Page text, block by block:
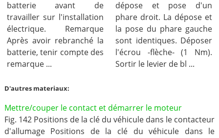
batterie avant de
travailler sur l'installation
électrique. Remarque
Après avoir rebranché la
batterie, tenir compte des
remarque ...
dépose et pose d'un
phare droit. La dépose et
la pose du phare gauche
sont identiques. Déposer
l'écrou -flèche- (1 Nm).
Sortir le levier de bl ...
D'autres materiaux:
Mettre/couper le contact et démarrer le moteur
Fig. 142 Positions de la clé du véhicule dans le contacteur
d'allumage Positions de la clé du véhicule dans le